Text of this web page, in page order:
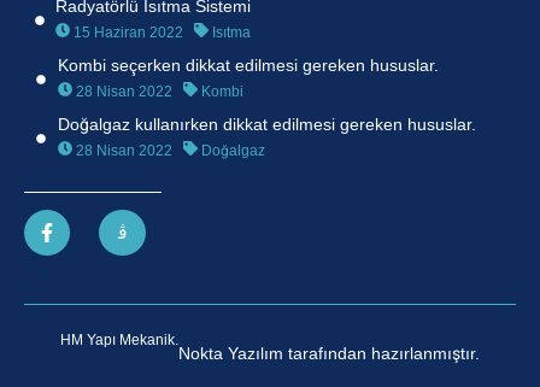
Radyatörlü Isıtma Sistemi
15 Haziran 2022 Isıtma
Kombi seçerken dikkat edilmesi gereken hususlar.
28 Nisan 2022 Kombi
Doğalgaz kullanırken dikkat edilmesi gereken hususlar.
28 Nisan 2022 Doğalgaz
HM Yapı Mekanik.
Nokta Yazılım tarafından hazırlanmıştır.